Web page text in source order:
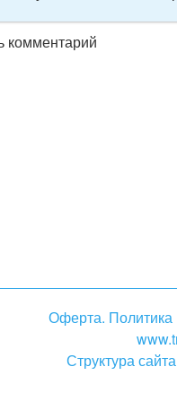
комментарий
Оферта. Политика
Структура сайта